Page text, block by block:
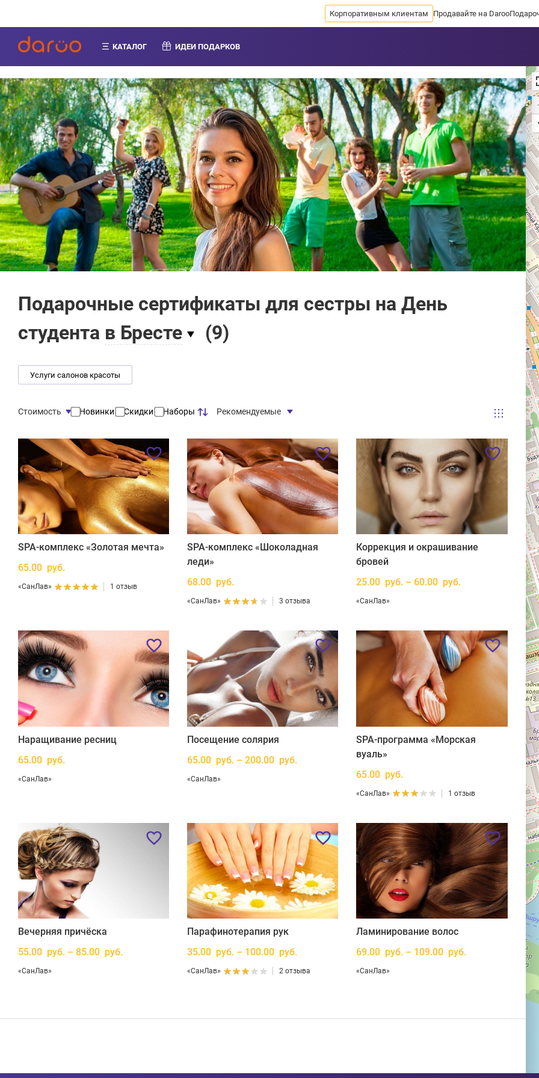
Корпоративным клиентам Продавайте на Daroo
КАТАЛОГ ИДЕИ ПОДАРКОВ
Подарочные сертификаты для сестры на День
студента в Бресте (9)
Услуги салонов красоты
Стоимость Новинки Скидки Наборы Рекомендуемые
SPA-комплекс «Золотая мечта»
65.00 руб.
«СанЛав» 1 отзыв
SPA-комплекс «Шоколадная
леди»
68.00 руб.
«СанЛав» 3 отзыва
Коррекция и окрашивание
бровей
25.00 руб. – 60.00 руб.
«СанЛав»
Наращивание ресниц
65.00 руб.
«СанЛав»
Посещение солярия
65.00 руб. – 200.00 руб.
«СанЛав»
SPA-программа «Морская
вуаль»
65.00 руб.
«СанЛав» 1 отзыв
Вечерняя причёска
55.00 руб. – 85.00 руб.
«СанЛав»
Парафинотерапия рук
35.00 руб. – 100.00 руб.
«СанЛав» 2 отзыва
Ламинирование волос
69.00 руб. – 109.00 руб.
«СанЛав»